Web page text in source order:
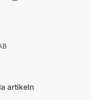
artikeln